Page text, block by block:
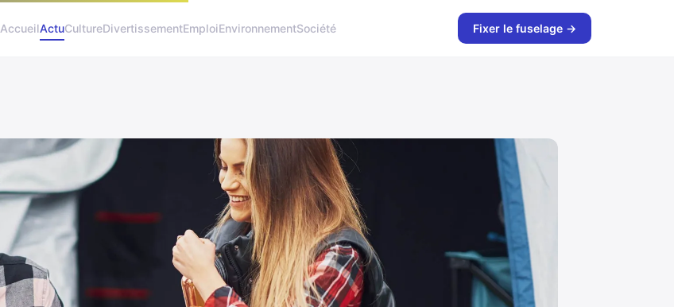
AccueilActuCultureDivertissementEmploiEnvironnementSociété Fixer le fuselage →